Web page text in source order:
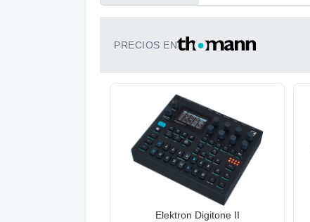
PRECIOS EN
Elektron Digitone II